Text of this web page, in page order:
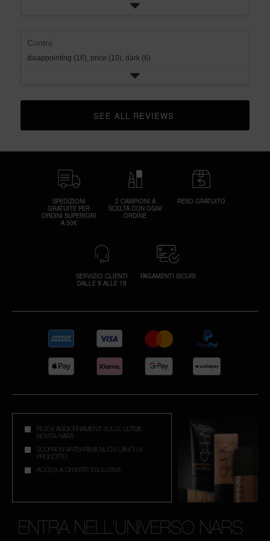
Contro
disappointing (16), price (10), dark (6)
CLICK TO GO TO ALL REVIEWS
SPEDIZIONI
GRATUITE PER
ORDINI SUPERIORI
A 50€
2 CAMPIONI A
SCELTA CON OGNI
ORDINE
RESO GRATUITO
SERVIZIO CLIENTI
DALLE 9 ALLE 18
PAGAMENTI SICURI
RICEVI AGGIORNAMENTI SULLE ULTIME
NOVITÀ NARS
SCOPRI IN ANTEPRIMA NUOVI LANCI DI
PRODOTTO
ACCEDI A OFFERTE ESCLUSIVE
ENTRA NELL'UNIVERSO NARS